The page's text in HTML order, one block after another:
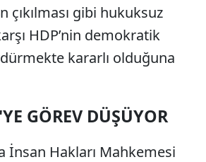
çıkılması gibi hukuksuz
HDP’nin demokratik
kararlı olduğuna
GÖREV DÜŞÜYOR
İnsan Hakları Mahkemesi